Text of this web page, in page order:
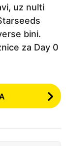
uz nulti
bini.
za Day 0